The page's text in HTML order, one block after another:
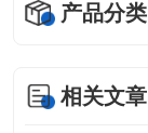
产品分类
相关文章